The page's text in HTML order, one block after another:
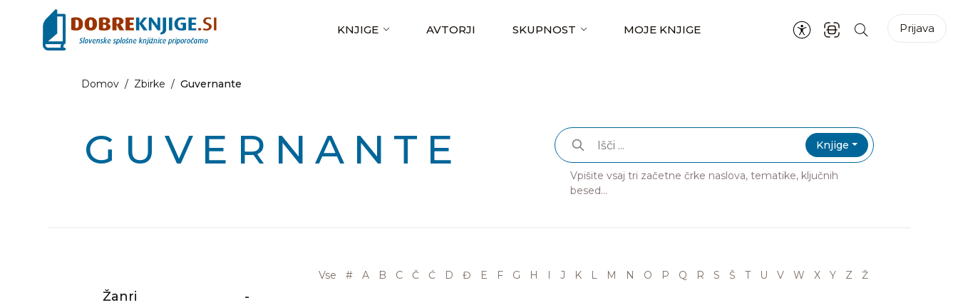
KNJIGE AVTORJI SKUPNOST MOJE KNJIGE Prijava
Domov / Zbirke / Guvernante
GUVERNANTE Knjige
Vpišite vsaj tri začetne črke naslova, tematike, ključnih
besed...
Žanri -
Vse # A B C Č Ć D Đ E F G H I J K L M N O P Q R S Š T U V W X Y Z Ž